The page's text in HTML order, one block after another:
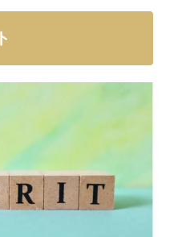
をしてしまいます。さま
、すべて使いきれないう
とも可能なので、本当に
て元を取れるのかなどを
。利用頻度などを確認し
とよい
です。